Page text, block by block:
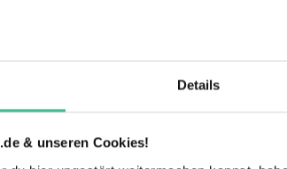
Details
& unseren Cookies!
für deinen Lebenslauf
taltung
Arbeitszeiten